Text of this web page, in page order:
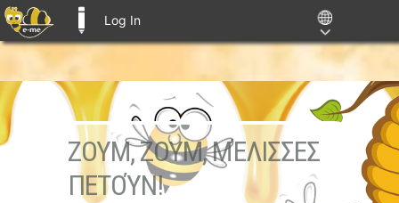
Log In
ΖΟΥΜ, ΖΟΥΜ, ΜΈΛΙΣΣΕΣ
ΠΕΤΟΎΝ!